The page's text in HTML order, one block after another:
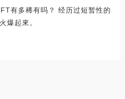
有多稀有吗？ 经历过短暂性的
爆起來。